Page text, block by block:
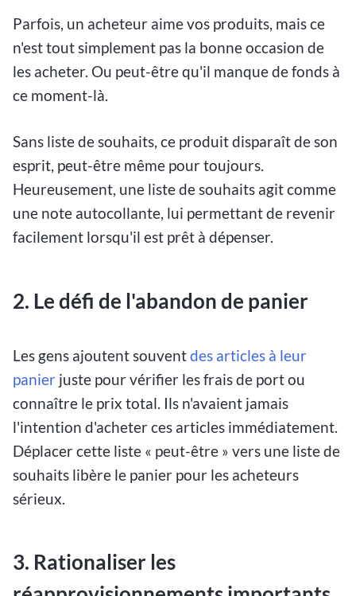
Parfois, un acheteur aime vos produits, mais ce
n'est tout simplement pas la bonne occasion de
les acheter. Ou peut-être qu'il manque de fonds à
ce moment-là.
Sans liste de souhaits, ce produit disparaît de son
esprit, peut-être même pour toujours.
Heureusement, une liste de souhaits agit comme
une note autocollante, lui permettant de revenir
facilement lorsqu'il est prêt à dépenser.
2. Le défi de l'abandon de panier
Les gens ajoutent souventdes articles à leur
panier juste pour vérifier les frais de port ou
connaître le prix total. Ils n'avaient jamais
l'intention d'acheter ces articles immédiatement.
Déplacer cette liste « peut-être » vers une liste de
souhaits libère le panier pour les acheteurs
sérieux.
3. Rationaliser les